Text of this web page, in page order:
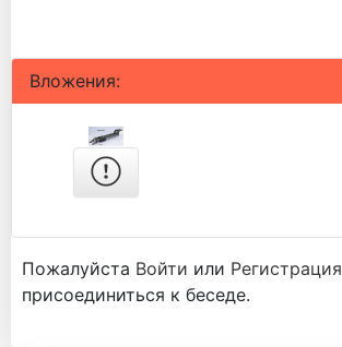
Вложения:
Пожалуйста Войти или Регистрация
присоединиться к беседе.